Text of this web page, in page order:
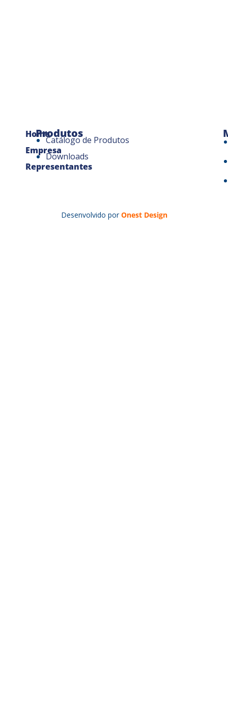
Home
Empresa
Representantes
Produtos
Catálogo de Produtos
Downloads
Desenvolvido por Onest Design